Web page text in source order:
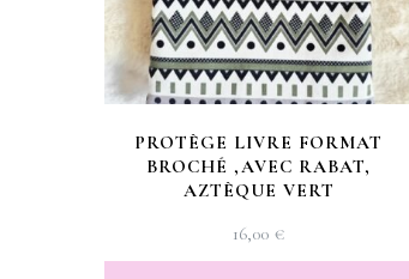
PROTÈGE LIVRE FORMAT
BROCHÉ ,AVEC RABAT,
AZTÈQUE VERT
16,00 €